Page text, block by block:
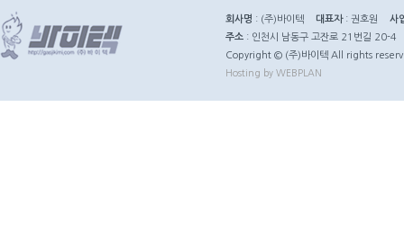
회사명 : (주)바이텍 대표자: 권호원
사
주소 : 인천시 남동구 고잔로 21번길 20-4
Copyright © (주)바이텍 All rights
Hosting by WEBPLAN